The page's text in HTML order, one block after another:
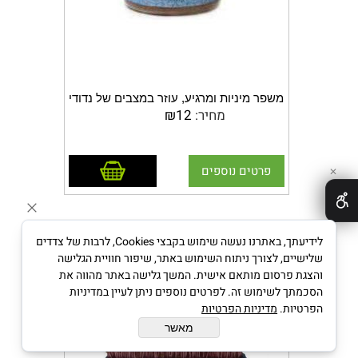
משפר מיניות ומרגיע, עוזר במצבים של נדודי
שינה. אגוז מוסקט עוזר לבעיות במערכת
רפואת צמחים עתיקה עשתה שימוש באגוזי
המוסקט לטיפול במערכת העיכול ולהפגת
בעל אנרגיה ניטרלית וטעמו מר מתוק. אגוז
המוסקט מניע את הדם ומחזק את אלמנט
האדמה ומערכת העיכול .מכיל שמנים אשר
מקלים במצבי עצירות על ידי לחלוח
המעיים, מפיג גזים ממערכת העיכול נחשב
כתבלין המעורר תשוקה מינית, מגביר את
היצר המיני, האון הגברי ומונע שפיכה
מחיר: ₪12
פרטים נוספים הוסף לסל
נבטי צנונית על מצע
✕
לידיעתך, באתרנו נעשה שימוש בקבצי Cookies, לרבות של צדדים
שלישיים, לצורך ניתוח השימוש באתר, שיפור חוויית הגלישה
והצגת פרסום מותאם אישית. המשך גלישה באתר מהווה את
הסכמתך לשימוש זה. לפרטים נוספים ניתן לעיין במדיניות
הפרטיות. מדיניות הפרטיות
מאשר